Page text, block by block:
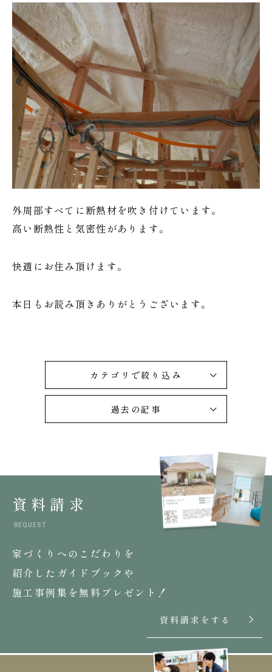
外周部すべてに断熱材を吹き付けています。
高い断熱性と気密性があります。
快適にお住み頂けます。
本日もお読み頂きありがとうございます。
カテゴリで絞り込み
過去の記事
資料請求
REQUEST
家づくりへのこだわりを
紹介したガイドブックや
施工事例集を無料プレゼント！
資料請求をする